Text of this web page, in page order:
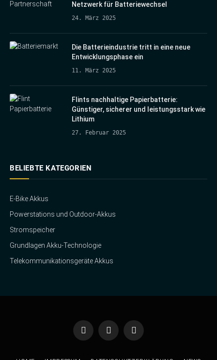
Netzwerk für Batteriewechsel
24. März 2025
Die Batterieindustrie tritt in eine neue
Entwicklungsphase ein
11. März 2025
Flints nachhaltige Papierbatterie:
Günstiger, sicherer und leistungsstark wie
Lithium
27. Februar 2025
BELIEBTE KATEGORIEN
E-Bike Akkus
Powerstations und Outdoor-Akkus
Stromspeicher
Grundlagen Akku-Technologie
Telekommunikationsgeräte Akkus
FacebookTwitter Instagram